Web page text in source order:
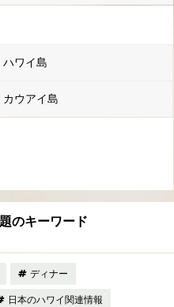
ハワイ島
カウアイ島
のキーワード
ディナー
日本のハワイ関連情報